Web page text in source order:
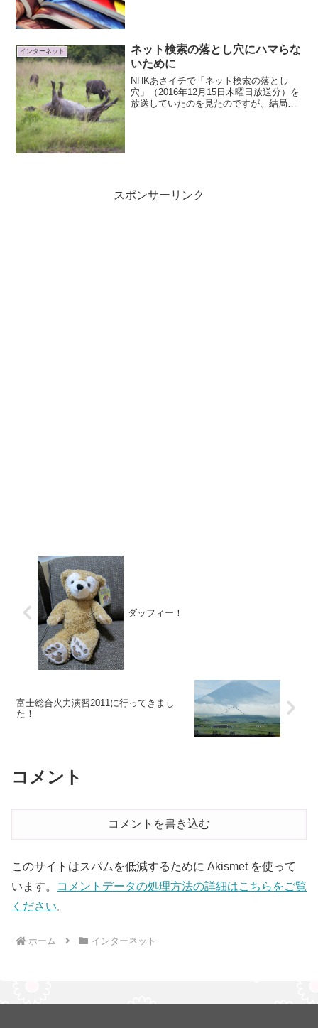
インターネット
ネット検索の落とし穴にハマらな
いために
NHKあさイチで「ネット検索の落とし
穴」（2016年12月15日木曜日放送分）を
放送していたのを見たのですが、結局、
スポンサーリンク
ダッフィー！
富士総合火力演習2011に行ってきまし
た！
コメント
コメントを書き込む
このサイトはスパムを低減するために Akismet を使って
います。
コメントデータの処理方法の詳細はこちらをご覧
ください。
ホーム インターネット